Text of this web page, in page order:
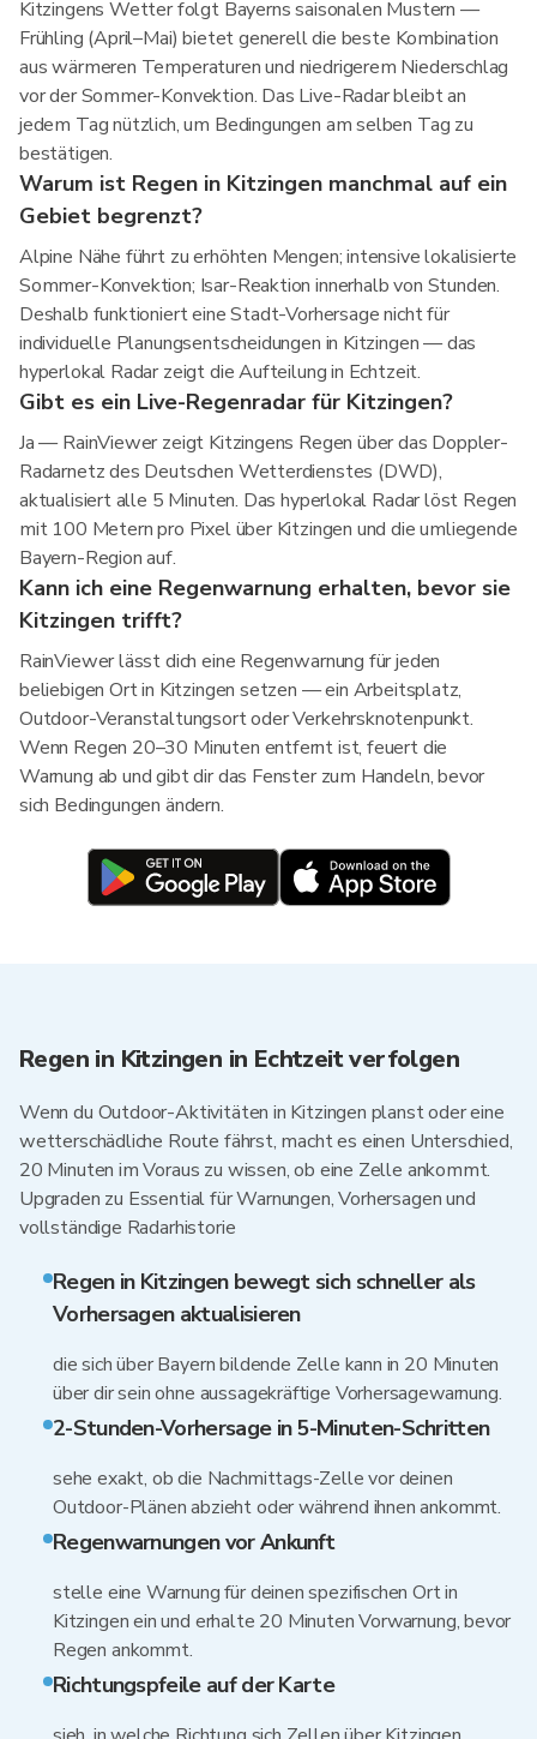
Kitzingens Wetter folgt Bayerns saisonalen Mustern —
Frühling (April–Mai) bietet generell die beste Kombination
aus wärmeren Temperaturen und niedrigerem Niederschlag
vor der Sommer-Konvektion. Das Live-Radar bleibt an
jedem Tag nützlich, um Bedingungen am selben Tag zu
bestätigen.
Warum ist Regen in Kitzingen manchmal auf ein
Gebiet begrenzt?
Alpine Nähe führt zu erhöhten Mengen; intensive lokalisierte
Sommer-Konvektion; Isar-Reaktion innerhalb von Stunden.
Deshalb funktioniert eine Stadt-Vorhersage nicht für
individuelle Planungsentscheidungen in Kitzingen — das
hyperlokal Radar zeigt die Aufteilung in Echtzeit.
Gibt es ein Live-Regenradar für Kitzingen?
Ja — RainViewer zeigt Kitzingens Regen über das Doppler-
Radarnetz des Deutschen Wetterdienstes (DWD),
aktualisiert alle 5 Minuten. Das hyperlokal Radar löst Regen
mit 100 Metern pro Pixel über Kitzingen und die umliegende
Bayern-Region auf.
Kann ich eine Regenwarnung erhalten, bevor sie
Kitzingen trifft?
RainViewer lässt dich eine Regenwarnung für jeden
beliebigen Ort in Kitzingen setzen — ein Arbeitsplatz,
Outdoor-Veranstaltungsort oder Verkehrsknotenpunkt.
Wenn Regen 20–30 Minuten entfernt ist, feuert die
Warnung ab und gibt dir das Fenster zum Handeln, bevor
sich Bedingungen ändern.
Regen in Kitzingen in Echtzeit verfolgen
Wenn du Outdoor-Aktivitäten in Kitzingen planst oder eine
wetterschädliche Route fährst, macht es einen Unterschied,
20 Minuten im Voraus zu wissen, ob eine Zelle ankommt.
Upgraden zu Essential für Warnungen, Vorhersagen und
vollständige Radarhistorie
Regen in Kitzingen bewegt sich schneller als
Vorhersagen aktualisieren
die sich über Bayern bildende Zelle kann in 20 Minuten
über dir sein ohne aussagekräftige Vorhersagewarnung.
2-Stunden-Vorhersage in 5-Minuten-Schritten
sehe exakt, ob die Nachmittags-Zelle vor deinen
Outdoor-Plänen abzieht oder während ihnen ankommt.
Regenwarnungen vor Ankunft
stelle eine Warnung für deinen spezifischen Ort in
Kitzingen ein und erhalte 20 Minuten Vorwarnung, bevor
Regen ankommt.
Richtungspfeile auf der Karte